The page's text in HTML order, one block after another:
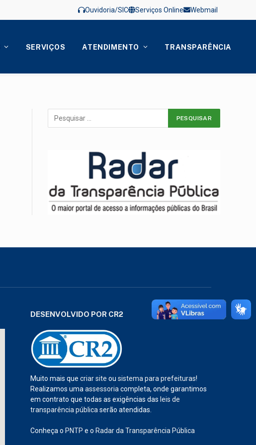
Ouvidoria/SIC Serviços Online Webmail
SERVIÇOS ATENDIMENTO TRANSPARÊNCIA
DESENVOLVIDO POR CR2
Muito mais que criar site ou sistema para prefeituras!
Realizamos uma assessoria completa, onde garantimos
em contrato que todas as exigências das leis de
transparência pública serão atendidas.
Conheça o PNTP e o Radar da Transparência Pública